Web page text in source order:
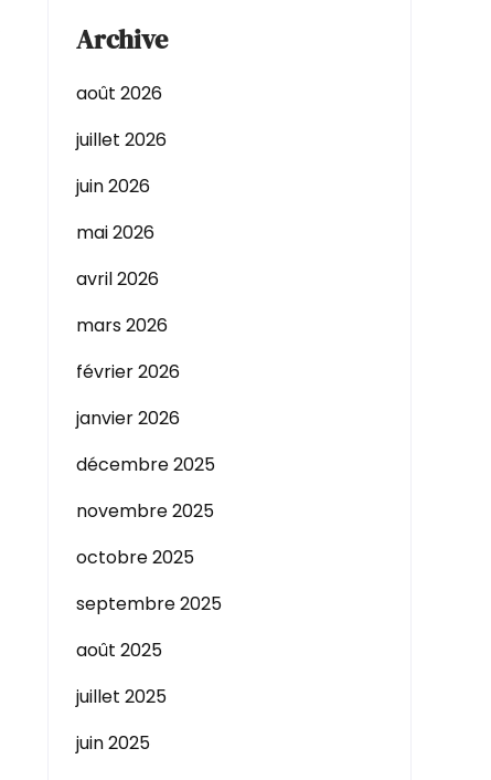
Archive
août 2026
juillet 2026
juin 2026
mai 2026
avril 2026
mars 2026
février 2026
janvier 2026
décembre 2025
novembre 2025
octobre 2025
septembre 2025
août 2025
juillet 2025
juin 2025